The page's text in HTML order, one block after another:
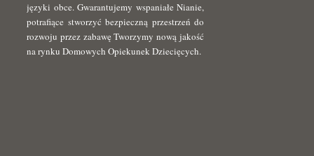
języki obce. Gwarantujemy wspaniałe Nianie,
potrafiące stworzyć bezpieczną przestrzeń do
rozwoju przez zabawę Tworzymy nową jakość
na rynku Domowych Opiekunek Dziecięcych.